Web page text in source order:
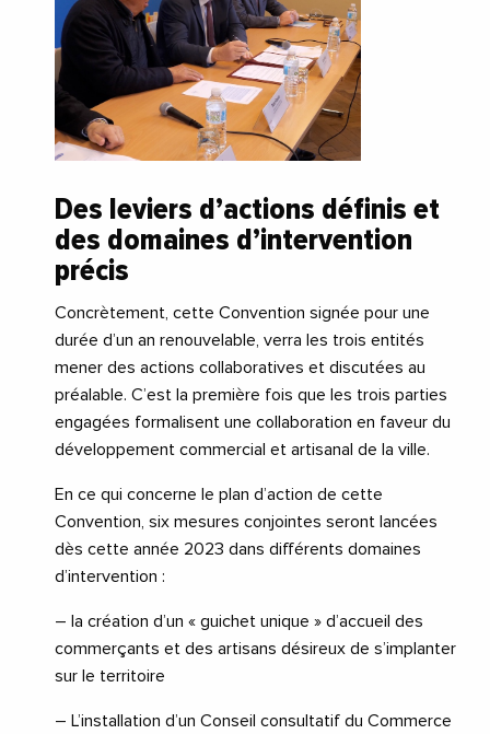
Des leviers d’actions définis et
des domaines d’intervention
précis
Concrètement, cette Convention signée pour une
durée d’un an renouvelable, verra les trois entités
mener des actions collaboratives et discutées au
préalable. C’est la première fois que les trois parties
engagées formalisent une collaboration en faveur du
développement commercial et artisanal de la ville.
En ce qui concerne le plan d’action de cette
Convention, six mesures conjointes seront lancées
dès cette année 2023 dans différents domaines
d’intervention :
– la création d’un « guichet unique » d’accueil des
commerçants et des artisans désireux de s’implanter
sur le territoire
– L’installation d’un Conseil consultatif du Commerce